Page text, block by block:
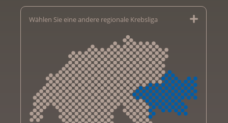
Wählen Sie eine andere regionale Krebsliga